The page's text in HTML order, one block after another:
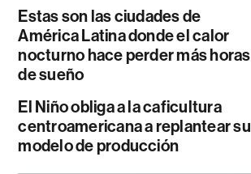
Estas son las ciudades de
América Latina donde el calor
nocturno hace perder más horas
de sueño
El Niño obliga a la caficultura
centroamericana a replantear su
modelo de producción